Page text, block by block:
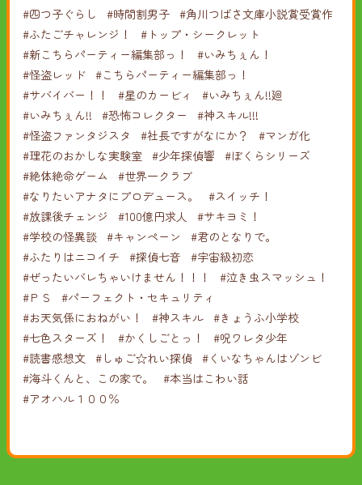
#四つ子ぐらし #時間割男子 #角川つばさ文庫小説賞受賞作
#ふたごチャレンジ！
#トップ・シークレット
#新こちらパーティー編集部っ！
#いみちぇん！
#怪盗レッド #こちらパーティー編集部っ！
#サバイバー！！
#星のカービィ
#いみちぇん!!廻
#いみちぇん!!
#恐怖コレクター
#神スキル!!!
#怪盗ファンタジスタ
#社長ですがなにか？
#マンガ化
#理花のおかしな実験室 #少年探偵響
#ぼくらシリーズ
#絶体絶命ゲーム
#世界一クラブ
#なりたいアナタにプロデュース。
#スイッチ！
#放課後チェンジ
#100億円求人
#サキヨミ！
#学校の怪異談 #キャンペーン
#君のとなりで。
#ふたりはニコイチ
#探偵七音
#宇宙級初恋
#ぜったいバレちゃいけません！！！
#泣き虫スマッシュ！
#ＰＳ
#パーフェクト・セキュリティ
#お天気係におねがい！
#神スキル #きょうふ小学校
#七色スターズ！
#かくしごとっ！
#呪ワレタ少年
#読書感想文
#しゅご☆れい探偵 #くいなちゃんはゾンビ
#海斗くんと、この家で。
#本当はこわい話
#アオハル１００％